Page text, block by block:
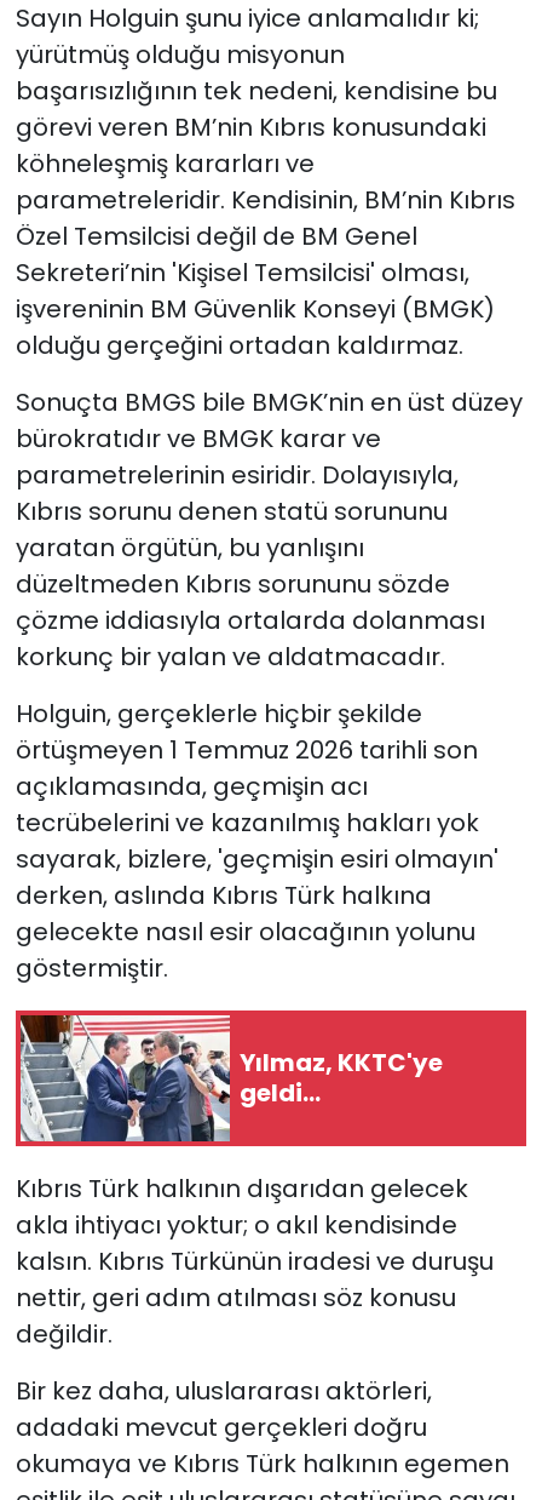
Sayın Holguin şunu iyice anlamalıdır ki;
yürütmüş olduğu misyonun
başarısızlığının tek nedeni, kendisine bu
görevi veren BM’nin Kıbrıs konusundaki
köhneleşmiş kararları ve
parametreleridir. Kendisinin, BM’nin Kıbrıs
Özel Temsilcisi değil de BM Genel
Sekreteri’nin 'Kişisel Temsilcisi' olması,
işvereninin BM Güvenlik Konseyi (BMGK)
olduğu gerçeğini ortadan kaldırmaz.
Sonuçta BMGS bile BMGK’nin en üst düzey
bürokratıdır ve BMGK karar ve
parametrelerinin esiridir. Dolayısıyla,
Kıbrıs sorunu denen statü sorununu
yaratan örgütün, bu yanlışını
düzeltmeden Kıbrıs sorununu sözde
çözme iddiasıyla ortalarda dolanması
korkunç bir yalan ve aldatmacadır.
Holguin, gerçeklerle hiçbir şekilde
örtüşmeyen 1 Temmuz 2026 tarihli son
açıklamasında, geçmişin acı
tecrübelerini ve kazanılmış hakları yok
sayarak, bizlere, 'geçmişin esiri olmayın'
derken, aslında Kıbrıs Türk halkına
gelecekte nasıl esir olacağının yolunu
göstermiştir.
Yılmaz, KKTC'ye
geldi...
Kıbrıs Türk halkının dışarıdan gelecek
akla ihtiyacı yoktur; o akıl kendisinde
kalsın. Kıbrıs Türkünün iradesi ve duruşu
nettir, geri adım atılması söz konusu
değildir.
Bir kez daha, uluslararası aktörleri,
adadaki mevcut gerçekleri doğru
okumaya ve Kıbrıs Türk halkının egemen